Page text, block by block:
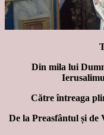
Din mila lui
Către întreaga
De la Preasfântul și